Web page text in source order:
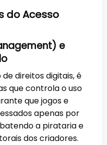
do Acesso
e
direitos digitais, é
que controla o uso
que jogos e
apenas por
a pirataria e
dos criadores.